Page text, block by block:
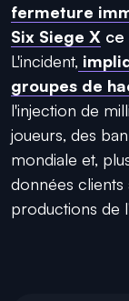
fermeture
Six Siege X ce
L'incident,
groupes de
l'injection de
joueurs, des
mondiale et,
données clients
productions de